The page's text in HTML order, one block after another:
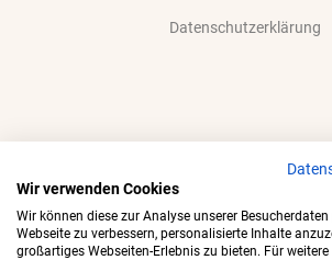
Datenschutzerklärung
Wir akzeptieren gerne:
Wir verwenden Cookies
Wir können diese zur Analyse unserer
Webseite zu verbessern, personalisierte Inhalte
großartiges Webseiten-Erlebnis zu bieten. Für